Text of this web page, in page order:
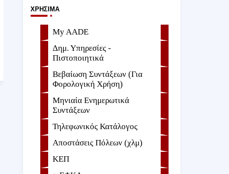
ΧΡΉΣΙΜΑ
My AADE
Δημ. Υπηρεσίες -
Πιστοποιητικά
Βεβαίωση Συντάξεων (Για
Φορολογική Χρήση)
Μηνιαία Ενημερωτικά
Συντάξεων
Τηλεφωνικός Κατάλογος
Αποστάσεις Πόλεων (χλμ)
ΚΕΠ